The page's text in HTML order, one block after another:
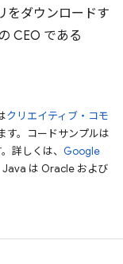
をダウンロードす
CEO である
クリエイティブ・コモ
す。コードサンプルは
詳しくは、 Google
Java は Oracle および